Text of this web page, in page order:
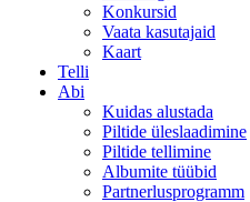
Konkursid
Vaata kasutajaid
Kaart
Telli
Abi
Kuidas alustada
Piltide üleslaadimine
Piltide tellimine
Albumite tüübid
Partnerlusprogramm